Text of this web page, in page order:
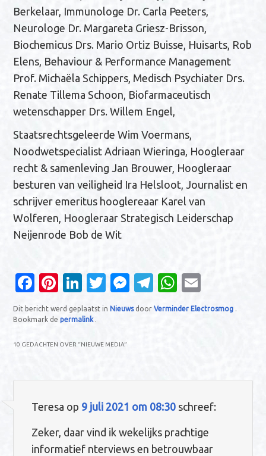
Berkelaar, Immunologe Dr. Carla Peeters,
Neurologe Dr. Margareta Griesz-Brisson,
Biochemicus Drs. Mario Ortiz Buisse, Huisarts, Rob
Elens, Behaviour & Performance Management
Prof. Michaëla Schippers, Medisch Psychiater Drs.
Renate Tillema Schoon, Biofarmaceutisch
wetenschapper Drs. Willem Engel,
Staatsrechtsgeleerde Wim Voermans,
Noodwetspecialist Adriaan Wieringa, Hoogleraar
recht & samenleving Jan Brouwer, Hoogleraar
besturen van veiligheid Ira Helsloot, Journalist en
schrijver emeritus hooglereaar Karel van
Wolferen, Hoogleraar Strategisch Leiderschap
Neijenrode Bob de Wit
Fa
c
e
b
o
k
Pi
nt
er
es
Li
n
k
e
n
T
w
te
M
es
er
T
el
m
W
h
p
p
m
Dit bericht werd geplaatst in NieuwsdoorVerminder Electrosmog .
Bookmark depermalink .
10 GEDACHTEN OVER “NIEUWE MEDIA”
Teresa op 9 juli 2021 om 08:30 schreef:
Zeker, daar vind ik wekelijks prachtige
informatief nterviews en betrouwbaar